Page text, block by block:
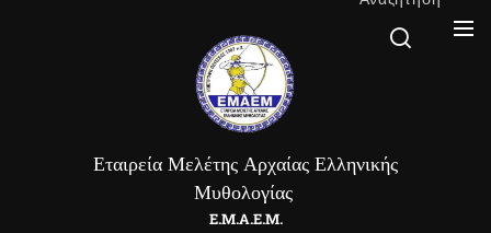
Εταιρεία Μελέτης Αρχαίας Ελληνικής
Μυθολογίας
Ε.Μ.Α.Ε.Μ.